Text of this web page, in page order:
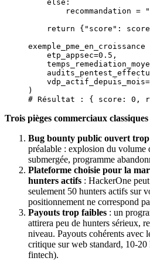
    else
:
        recommandation
=
    return
{ "score" :
exemple_pme_en_croissance
    etp_appsec
=0.5 ,
    vdp_actif_depuis_mois
=
)
# Résultat : { score: 0,
Trois pièges commerciaux classiques
Bug bounty public ouvert
préalable : explosion du volume
submergée, programme
Plateforme choisie pour la
hunters actifs : HackerOne
seulement 50 hunters actifs sur
positionnement ne correspond
Payouts trop faibles : un
attirera peu de hunters sérieux,
niveau. Payouts cohérents avec
critique sur web standard, 10-
fintech).